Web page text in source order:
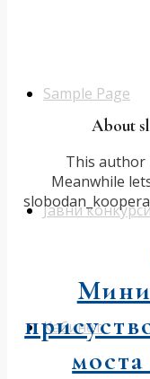
Sample Page
Јавни
Кабинет
About
This author
Meanwhile